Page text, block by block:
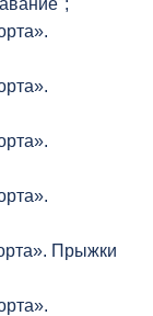
";
Прыжки